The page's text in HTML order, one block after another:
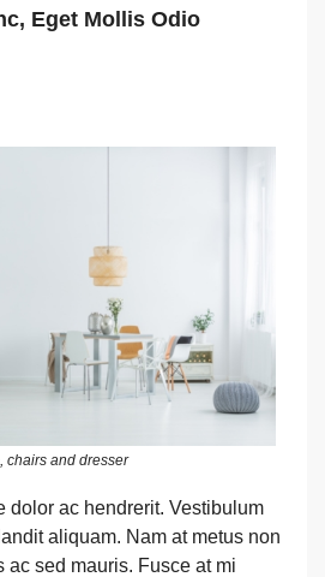
Eget Mollis Odio
chairs and dresser
dolor ac hendrerit. Vestibulum
aliquam. Nam at metus non
ac sed mauris. Fusce at mi